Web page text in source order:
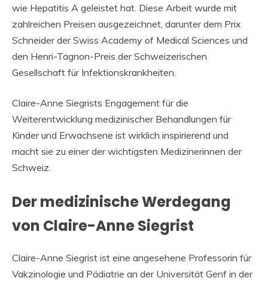
wie Hepatitis A geleistet hat. Diese Arbeit wurde mit
zahlreichen Preisen ausgezeichnet, darunter dem Prix
Schneider der Swiss Academy of Medical Sciences und
den Henri-Tagnon-Preis der Schweizerischen
Gesellschaft für Infektionskrankheiten.
Claire-Anne Siegrists Engagement für die
Weiterentwicklung medizinischer Behandlungen für
Kinder und Erwachsene ist wirklich inspirierend und
macht sie zu einer der wichtigsten Medizinerinnen der
Schweiz.
Der medizinische Werdegang
von Claire-Anne Siegrist
Claire-Anne Siegrist ist eine angesehene Professorin für
Vakzinologie und Pädiatrie an der Universität Genf in der